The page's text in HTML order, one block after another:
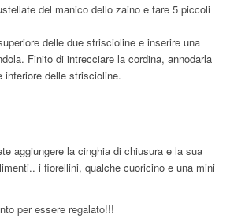
del manico dello zaino e fare 5 piccoli
delle due striscioline e inserire una
Finito di intrecciare la cordina, annodarla
inferiore delle striscioline.
aggiungere la cinghia di chiusura e la sua
i fiorellini, qualche cuoricino e una mini
per essere regalato!!!